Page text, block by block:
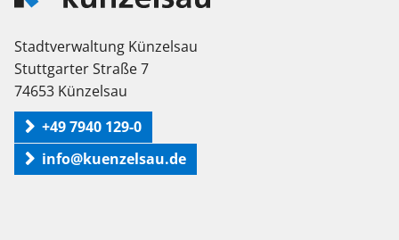
Stadtverwaltung Künzelsau
Stuttgarter Straße 7
74653 Künzelsau
+49 7940 129-0
info@kuenzelsau.de